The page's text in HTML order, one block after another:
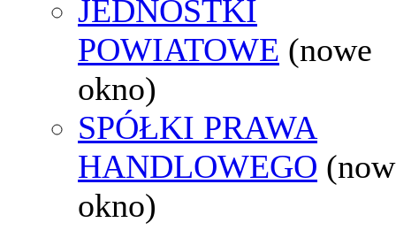
JEDNOSTKI
POWIATOWE (nowe
okno)
SPÓŁKI PRAWA
HANDLOWEGO
okno)